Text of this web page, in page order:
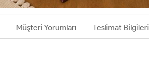
Müşteri Yorumları Teslimat Bilgileri